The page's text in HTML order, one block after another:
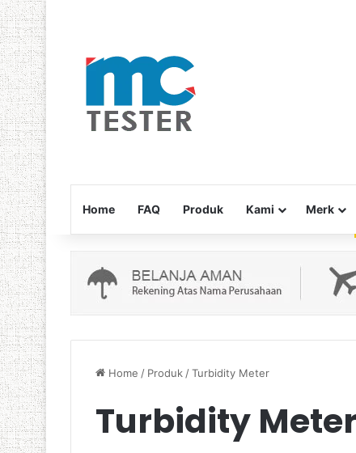
Home FAQ Produk Kami Merk
Home / Produk /Turbidity Meter
Turbidity Meter